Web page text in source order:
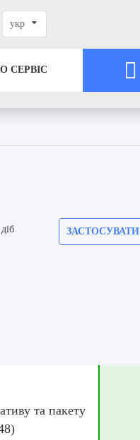
укр
СЕРВІС
діб ЗАСТОСУВАТИ
та пакету